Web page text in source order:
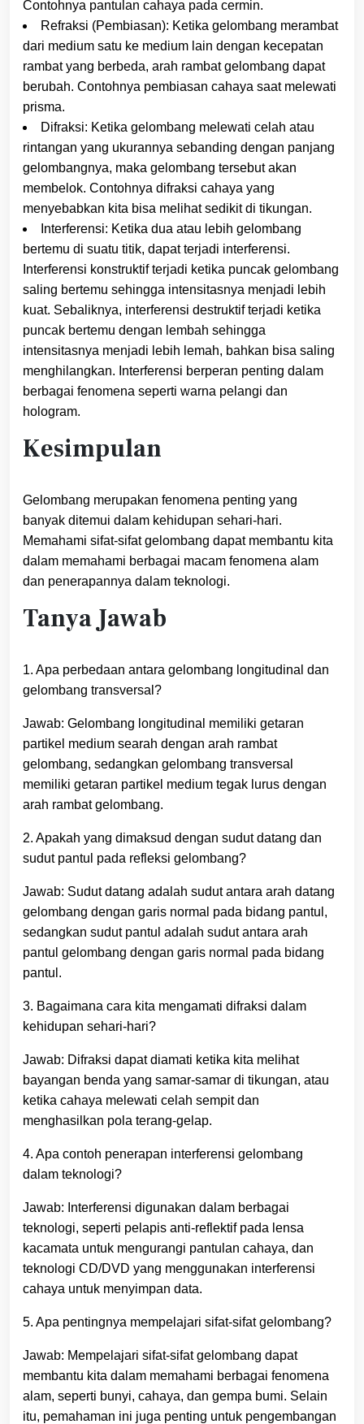
Contohnya pantulan cahaya pada cermin.
Refraksi (Pembiasan): Ketika gelombang merambat
dari medium satu ke medium lain dengan kecepatan
rambat yang berbeda, arah rambat gelombang dapat
berubah. Contohnya pembiasan cahaya saat melewati
prisma.
Difraksi: Ketika gelombang melewati celah atau
rintangan yang ukurannya sebanding dengan panjang
gelombangnya, maka gelombang tersebut akan
membelok. Contohnya difraksi cahaya yang
menyebabkan kita bisa melihat sedikit di tikungan.
Interferensi: Ketika dua atau lebih gelombang
bertemu di suatu titik, dapat terjadi interferensi.
Interferensi konstruktif terjadi ketika puncak gelombang
saling bertemu sehingga intensitasnya menjadi lebih
kuat. Sebaliknya, interferensi destruktif terjadi ketika
puncak bertemu dengan lembah sehingga
intensitasnya menjadi lebih lemah, bahkan bisa saling
menghilangkan. Interferensi berperan penting dalam
berbagai fenomena seperti warna pelangi dan
hologram.
Kesimpulan
Gelombang merupakan fenomena penting yang
banyak ditemui dalam kehidupan sehari-hari.
Memahami sifat-sifat gelombang dapat membantu kita
dalam memahami berbagai macam fenomena alam
dan penerapannya dalam teknologi.
Tanya Jawab
1. Apa perbedaan antara gelombang longitudinal dan
gelombang transversal?
Jawab: Gelombang longitudinal memiliki getaran
partikel medium searah dengan arah rambat
gelombang, sedangkan gelombang transversal
memiliki getaran partikel medium tegak lurus dengan
arah rambat gelombang.
2. Apakah yang dimaksud dengan sudut datang dan
sudut pantul pada refleksi gelombang?
Jawab: Sudut datang adalah sudut antara arah datang
gelombang dengan garis normal pada bidang pantul,
sedangkan sudut pantul adalah sudut antara arah
pantul gelombang dengan garis normal pada bidang
pantul.
3. Bagaimana cara kita mengamati difraksi dalam
kehidupan sehari-hari?
Jawab: Difraksi dapat diamati ketika kita melihat
bayangan benda yang samar-samar di tikungan, atau
ketika cahaya melewati celah sempit dan
menghasilkan pola terang-gelap.
4. Apa contoh penerapan interferensi gelombang
dalam teknologi?
Jawab: Interferensi digunakan dalam berbagai
teknologi, seperti pelapis anti-reflektif pada lensa
kacamata untuk mengurangi pantulan cahaya, dan
teknologi CD/DVD yang menggunakan interferensi
cahaya untuk menyimpan data.
5. Apa pentingnya mempelajari sifat-sifat gelombang?
Jawab: Mempelajari sifat-sifat gelombang dapat
membantu kita dalam memahami berbagai fenomena
alam, seperti bunyi, cahaya, dan gempa bumi. Selain
itu, pemahaman ini juga penting untuk pengembangan